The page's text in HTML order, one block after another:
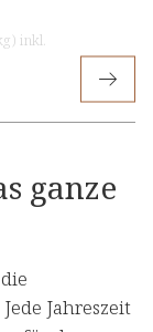
) inkl.
ganze
Jahreszeit